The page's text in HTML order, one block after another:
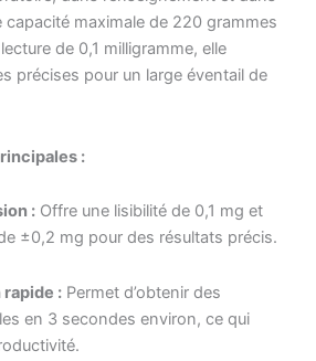
capacité maximale de 220 grammes
de 0,1 milligramme, elle
précises pour un large éventail de
:
: Offre une lisibilité de 0,1 mg et
±0,2 mg pour des résultats précis.
: Permet d’obtenir des
en 3 secondes environ, ce qui